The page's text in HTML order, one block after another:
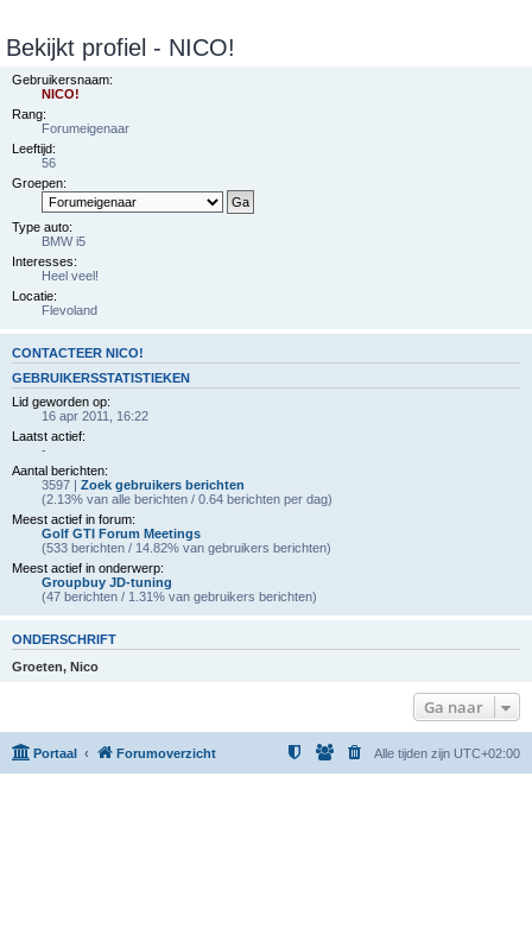
Bekijkt profiel - NICO!
Gebruikersnaam:
NICO!
Rang:
Forumeigenaar
Leeftijd:
56
Groepen:
Type auto:
BMW i5
Interesses:
Heel veel!
Locatie:
Flevoland
CONTACTEER NICO!
GEBRUIKERSSTATISTIEKEN
Lid geworden op:
16 apr 2011, 16:22
Laatst actief:
-
Aantal berichten:
3597 | Zoek gebruikers berichten
(2.13% van alle berichten / 0.64 berichten per dag)
Meest actief in forum:
Golf GTI Forum Meetings
(533 berichten / 14.82% van gebruikers berichten)
Meest actief in onderwerp:
Groupbuy JD-tuning
(47 berichten / 1.31% van gebruikers berichten)
ONDERSCHRIFT
Groeten, Nico
Ga naar
Portaal Forumoverzicht Alle tijden zijn UTC+02:00